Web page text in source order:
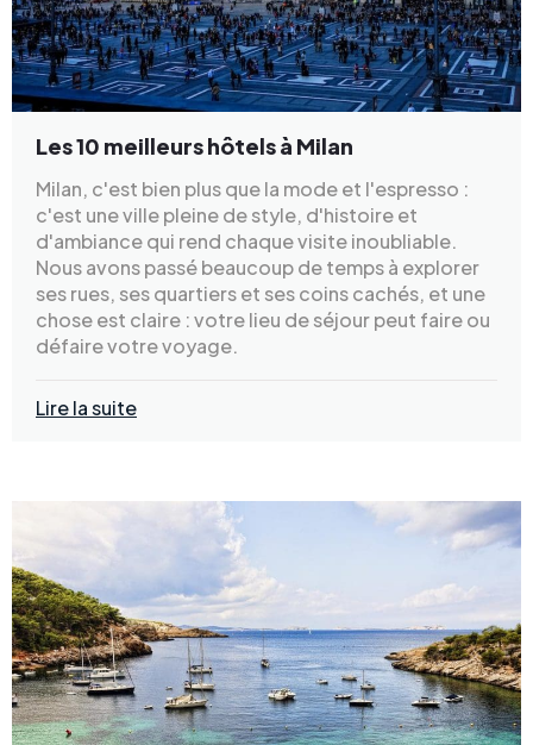
Les 10 meilleurs hôtels à Milan
Milan, c'est bien plus que la mode et l'espresso :
c'est une ville pleine de style, d'histoire et
d'ambiance qui rend chaque visite inoubliable.
Nous avons passé beaucoup de temps à explorer
ses rues, ses quartiers et ses coins cachés, et une
chose est claire : votre lieu de séjour peut faire ou
défaire votre voyage.
Lire la suite